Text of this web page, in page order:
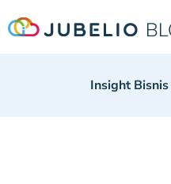
Insight Bisnis